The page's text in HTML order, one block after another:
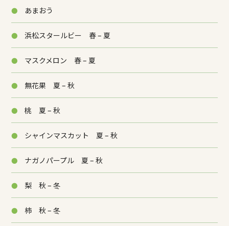
あまおう
浜松スタールビー 春 – 夏
マスクメロン 春 – 夏
無花果 夏 – 秋
桃 夏 – 秋
シャインマスカット 夏 – 秋
ナガノパープル 夏 – 秋
梨 秋 – 冬
柿 秋 – 冬